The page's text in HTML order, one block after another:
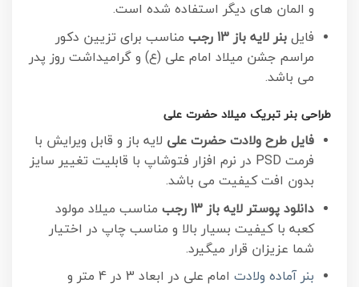
و المان های دیگر استفاده شده است.
فایل بنر لایه باز 13 رجب
مناسب برای تزیین دکور
مراسم جشن میلاد امام علی (ع) و گرامیداشت روز پدر
می باشد.
طراحی بنر تبریک میلاد حضرت علی
فایل طرح ولادت حضرت علی لایه باز و قابل ویرایش با
فرمت PSD در نرم افزار فتوشاپ با قابلیت تغییر سایز
بدون افت کیفیت می باشد.
دانلود پوستر لایه باز 13 رجب
مناسب میلاد مولود
کعبه با کیفیت بسیار بالا و مناسب چاپ در اختیار
شما عزیزان قرار میگیرد.
بنر آماده ولادت
امام علی در ابعاد 3 در 4 متر و